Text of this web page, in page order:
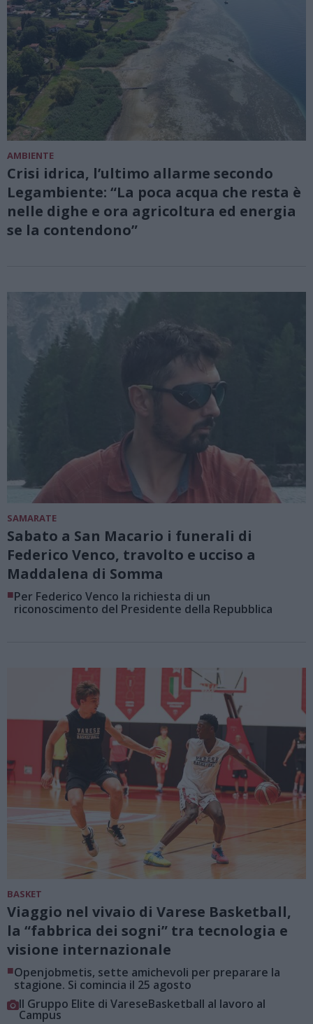
AMBIENTE
Crisi idrica, l’ultimo allarme secondo
Legambiente: “La poca acqua che resta è
nelle dighe e ora agricoltura ed energia
se la contendono”
SAMARATE
Sabato a San Macario i funerali di
Federico Venco, travolto e ucciso a
Maddalena di Somma
■Per Federico Venco la richiesta di un
riconoscimento del Presidente della Repubblica
BASKET
Viaggio nel vivaio di Varese Basketball,
la “fabbrica dei sogni” tra tecnologia e
visione internazionale
■Openjobmetis, sette amichevoli per preparare la
stagione. Si comincia il 25 agosto
Il Gruppo Elite di VareseBasketball al lavoro al
Campus